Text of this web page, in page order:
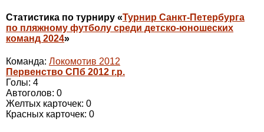
Статистика по турниру «Турнир Санкт-Петербурга
по пляжному футболу среди детско-юношеских
команд 2024»
Команда: Локомотив 2012
Первенство СПб 2012 г.р.
Голы: 4
Автоголов: 0
Желтых карточек: 0
Красных карточек: 0